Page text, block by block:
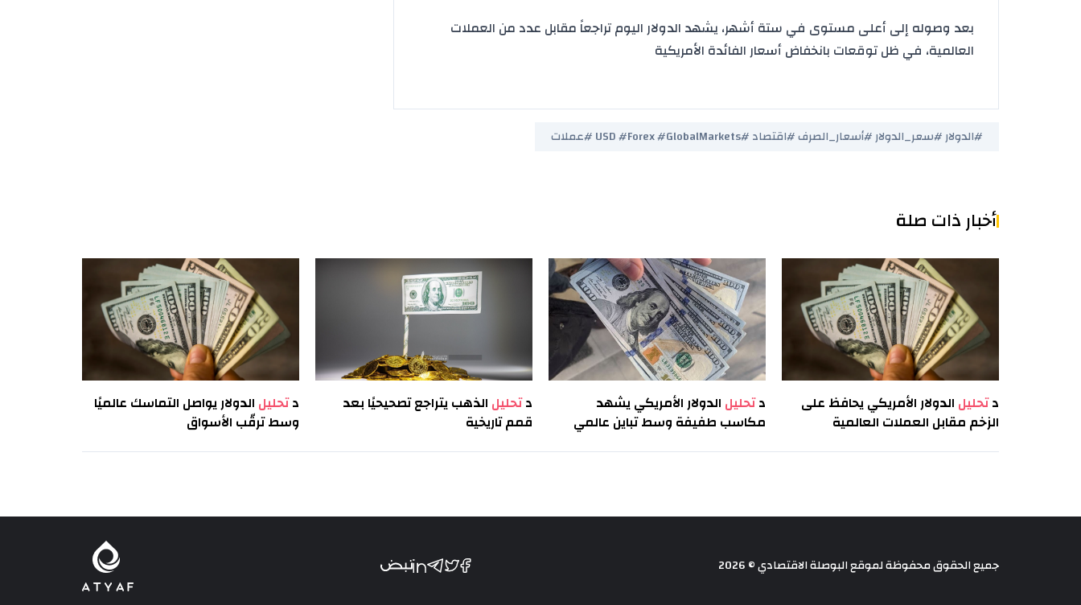
بعد وصوله إلى أعلى مستوى في ستة أشهر، يشهد الدولار اليوم تراجعاً مقابل عدد من العملات
العالمية، في ظل توقعات بانخفاض أسعار الفائدة الأمريكية
#الدولار #سعر_الدولار #أسعار_الصرف #اقتصاد #USD #Forex #GlobalMarkets #عملات
أخبار ذات صلة
دتحليل الدولار الأمريكي يحافظ على
الزخم مقابل العملات العالمية
دتحليل الدولار الأمريكي يشهد
مكاسب طفيفة وسط تباين عالمي
دتحليل الذهب يتراجع تصحيحيًا بعد
قمم تاريخية
دتحليل الدولار يواصل التماسك عالميًا
وسط ترقّب الأسواق
جميع الحقوق محفوظة لموقع البوصلة الاقتصادي © 2026